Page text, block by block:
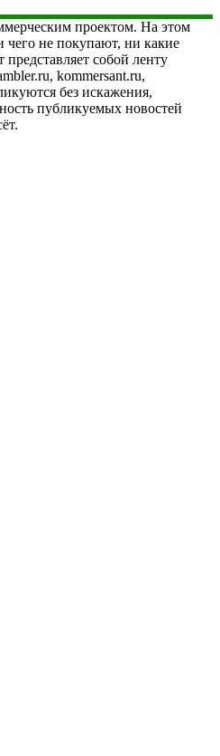
проектом. На этом
чего не покупают, ни какие
собой ленту
kommersant.ru,
без искажения,
публикуемых новостей